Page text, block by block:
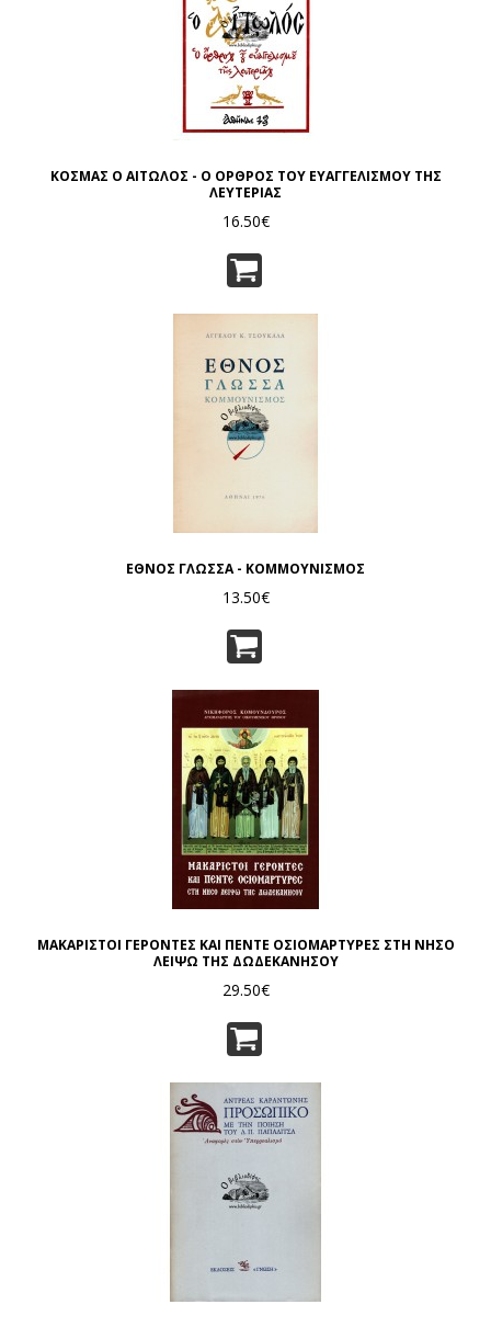
ΚΟΣΜΑΣ Ο ΑΙΤΩΛΟΣ - Ο ΟΡΘΡΟΣ ΤΟΥ ΕΥΑΓΓΕΛΙΣΜΟΥ ΤΗΣ
ΛΕΥΤΕΡΙΑΣ
16.50€
ΕΘΝΟΣ ΓΛΩΣΣΑ - ΚΟΜΜΟΥΝΙΣΜΟΣ
13.50€
ΜΑΚΑΡΙΣΤΟΙ ΓΕΡΟΝΤΕΣ ΚΑΙ ΠΕΝΤΕ ΟΣΙΟΜΑΡΤΥΡΕΣ ΣΤΗ ΝΗΣΟ
ΛΕΙΨΩ ΤΗΣ ΔΩΔΕΚΑΝΗΣΟΥ
29.50€